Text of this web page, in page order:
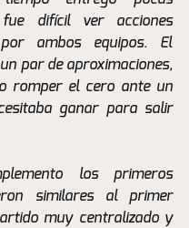
difícil ver acciones
ambos equipos. El
par de aproximaciones,
romper el cero ante un
ganar para salir
los primeros
similares al primer
muy centralizado y